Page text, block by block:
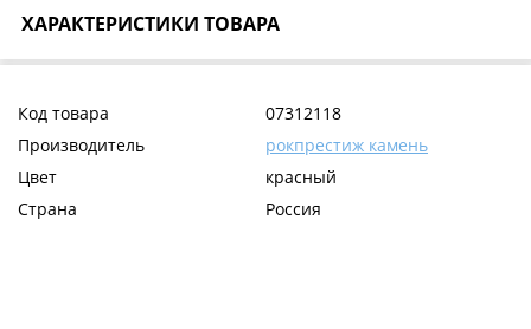
ХАРАКТЕРИСТИКИ ТОВАРА
Код товара
07312118
Производитель
рокпрестиж камень
Цвет
красный
Страна
Россия